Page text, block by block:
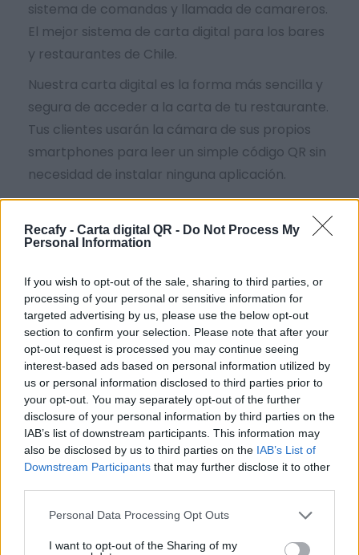
Recafy - Carta digital QR - Do Not Process My
Personal Information
If you wish to opt-out of the sale, sharing to third parties, or
processing of your personal or sensitive information for
targeted advertising by us, please use the below opt-out
section to confirm your selection. Please note that after your
opt-out request is processed you may continue seeing
interest-based ads based on personal information utilized by
us or personal information disclosed to third parties prior to
your opt-out. You may separately opt-out of the further
disclosure of your personal information by third parties on the
IAB’s list of downstream participants. This information may
also be disclosed by us to third parties on the IAB’s List of
Downstream Participants that may further disclose it to other
Please note that this website/app uses one or more Google
not limited to your visit or usage behaviour. You may click to
Personal Data Processing Opt Outs
I want to opt-out of the Sharing of my
sistema de comandas y llamada de camareros.
El mejor sistema de carta digital para los bares
y restaurantes de Chile.
Nuestra carta digital es la forma más sencilla y
segura de acceder a la carta de tu restaurante.
Tus clientes usarán la cámara de sus propios
smartphones para leer un simple código QR sin
necesidad de instalar ninguna aplicación.
Sí estás pensando en digitalizar la carta de tu
restaurante y quieres un sistema dinámico, más
allá de un simple pdf, estás en el sitio correcto.
necesita tu establecimiento.
Por eso hemos diseñado un sistema capaz de
ayudar a tu negocio a adaptarse a las
circunstancias actuales que nuestro país está
viviendo. Contamos con una carta de servicios
que pueden ayudarte a aminorar las cargas de
trabajo en tu negocio o empresa para que
puedas ofrecer a tus clientes la seguridad y el
sector gastronómico de Chile con Recafy.